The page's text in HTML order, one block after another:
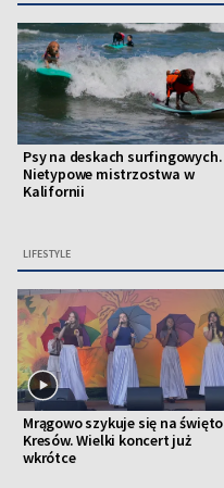
Psy na deskach surfingowych.
Nietypowe mistrzostwa w
Kalifornii
LIFESTYLE
Mrągowo szykuje się na święto
Kresów. Wielki koncert już
wkrótce